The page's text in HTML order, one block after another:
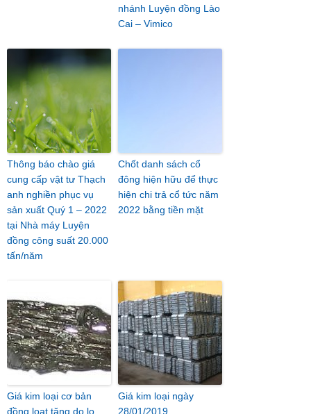
nhánh Luyện đồng Lào
Cai – Vimico
Thông báo chào giá
cung cấp vật tư Thạch
anh nghiền phục vụ
sản xuất Quý 1 – 2022
tại Nhà máy Luyện
đồng công suất 20.000
tấn/năm
Chốt danh sách cổ
đông hiện hữu để thực
hiện chi trả cổ tức năm
2022 bằng tiền mặt
Giá kim loại cơ bản
đồng loạt tăng do lo
Giá kim loại ngày
28/01/2019